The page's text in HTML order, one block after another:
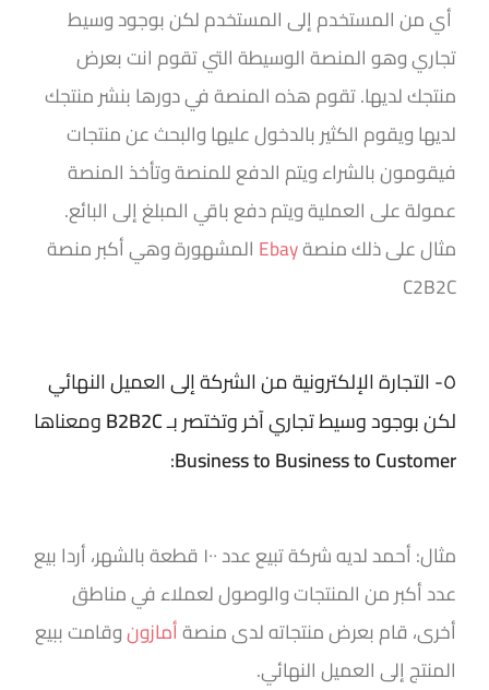
أي من المستخدم إلى المستخدم لكن بوجود وسيط
تجاري وهو المنصة الوسيطة التي تقوم انت بعرض
منتجك لديها. تقوم هذه المنصة في دورها بنشر منتجك
لديها ويقوم الكثير بالدخول عليها والبحث عن منتجات
فيقومون بالشراء ويتم الدفع للمنصة وتأخذ المنصة
عمولة على العملية ويتم دفع باقي المبلغ إلى البائع.
مثال على ذلك منصةEbay المشهورة وهي أكبر منصة
C2B2C
٥- التجارة الإلكترونية من الشركة إلى العميل النهائي
لكن بوجود وسيط تجاري آخر وتختصر بـB2B2Cومعناها
Business to Business to Customer
:
مثال: أحمد لديه شركة تبيع عدد ١٠٠ قطعة بالشهر، أردا بيع
عدد أكبر من المنتجات والوصول لعملاء في مناطق
أخرى، قام بعرض منتجاته لدى منصةأمازونوقامت ببيع
المنتج إلى العميل النهائي.